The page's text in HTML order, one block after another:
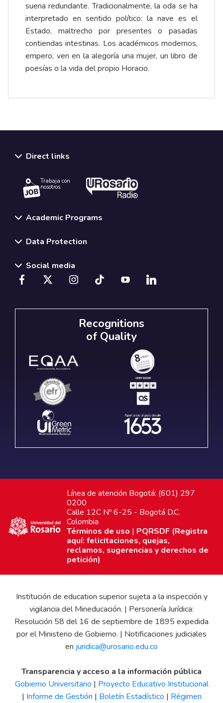
suena redundante. Tradicionalmente, la oda se ha
interpretado en sentido político: la nave es el
Estado, maltrecho por presentes o pasadas
contiendas intestinas. Los académicos modernos,
empero, ven en la alegoría una mujer, un libro de
poesías o la vida del propio Horacio.
Direct links
Trabaja con
nosotros.
Academic Programs
Data Protection
Social media
Recognitions
of Quality
Línea de atención Bogotá: (601) 297
0200
Calle 12C Nº 6-25 - Bogotá D.C.
Colombia
Términos de uso | PQRSDF (Registra
aquí: felicitaciones, quejas,
reclamos, sugerencias y derechos de
petición)
Institución de education superior sujeta a la inspección y
vigilancia del Mineducación. | Personería Jurídica:
Resolución 58 del 16 de septiembre de 1895 expedida
por el Ministerio de Gobierno. | Notificaciones judiciales
en juridica@urosario.edu.co
Transparencia y acceso a la información pública
Gobierno Universitario | Proyecto Educativo Institucional
| Informe de Gestión | Boletín Estadístico | Régimen